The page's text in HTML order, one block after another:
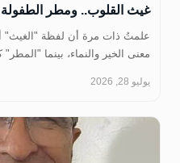
غيث القلوب.. ومطر الطفولة
علمتُ ذات مرة أن لفظة "الغيث"
معنى الخير والنماء، بينما
يوليو 28, 2026